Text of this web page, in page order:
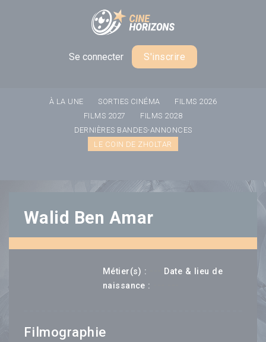
Se connecter S'inscrire
À LA UNE SORTIES CINÉMA
FILMS 2026
FILMS 2027
FILMS 2028
DERNIÈRES BANDES-ANNONCES
LE COIN DE ZHOLTAR
Walid Ben Amar
Métier(s) :
Date & lieu de
naissance :
Filmographie
Panneau de gestion des cookies